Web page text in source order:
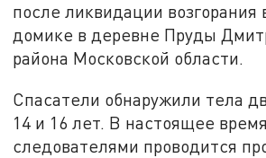
после ликвидации возгорания
домике в деревне Пруды
района Московской области.
Спасатели обнаружили тела
14 и 16 лет. В настоящее
следователями проводится